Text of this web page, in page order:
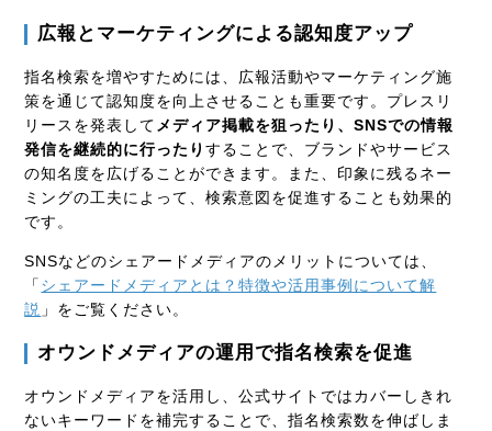
広報とマーケティングによる認知度アップ
指名検索を増やすためには、広報活動やマーケティング施
策を通じて認知度を向上させることも重要です。プレスリ
リースを発表してメディア掲載を狙ったり、SNSでの情報
発信を継続的に行ったりすることで、ブランドやサービス
の知名度を広げることができます。また、印象に残るネー
ミングの工夫によって、検索意図を促進することも効果的
です。
SNSなどのシェアードメディアのメリットについては、
「 シェアードメディアとは？特徴や活用事例について解
説 」をご覧ください。
オウンドメディアの運用で指名検索を促進
オウンドメディアを活用し、公式サイトではカバーしきれ
ないキーワードを補完することで、指名検索数を伸ばしま